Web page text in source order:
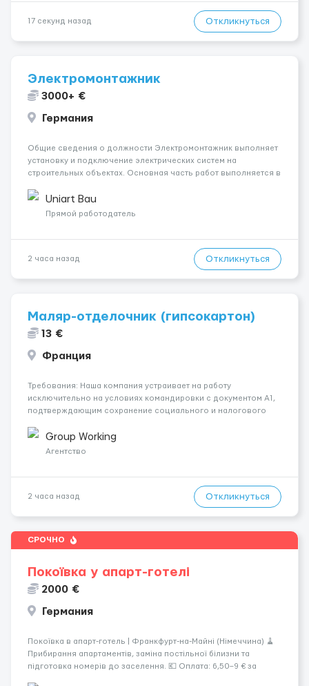
17 секунд назад Откликнуться
Электромонтажник
3000+ €
Германия
Общие сведения о должности Электромонтажник выполняет
установку и подключение электрических систем на
строительных объектах. Основная часть работ выполняется в
делаем только для профессионалов с доказательным
портфолио Обязанности ...
Uniart Bau
Прямой работодатель
2 часа назад Откликнуться
Маляр-отделочник (гипсокартон)
13 €
Франция
Требования: Наша компания устраивает на работу
исключительно на условиях командировки с документом A1,
подтверждающим сохранение социального и налогового
A1 могут получить граждане стран с упрощенным доступом к
рынку труда ЕС (Укра...
Group Working
Агентство
2 часа назад Откликнуться
СРОЧНО
Покоївка у апарт-готелі
2000 €
Германия
Покоївка в апарт-готель | Франкфурт-на-Майні (Німеччина) 🧹
Прибирання апартаментів, заміна постільної білизни та
підготовка номерів до заселення. 💶 Оплата: 6,50–9 € за